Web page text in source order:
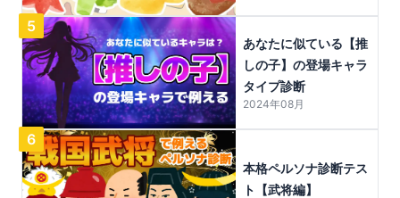
5
あなたに似ている【推
しの子】の登場キャラ
タイプ診断
2024年08月
6
本格ペルソナ診断テス
ト【武将編】